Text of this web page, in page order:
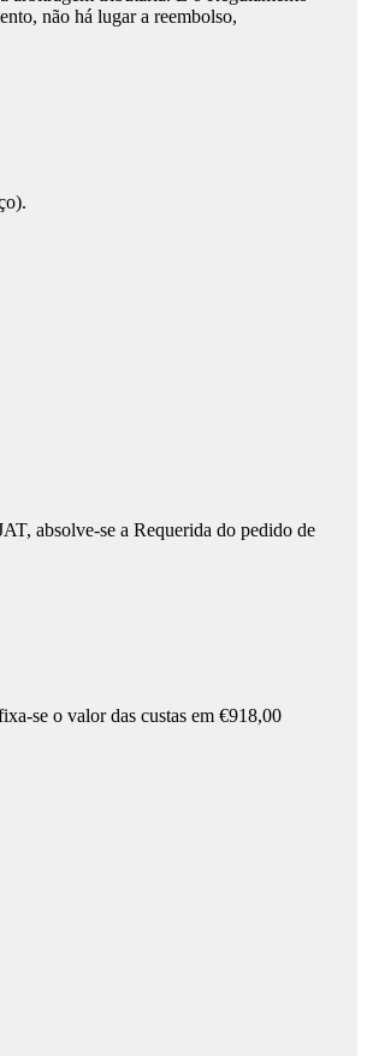
não há lugar a reembolso,
absolve-se a Requerida do pedido de
se o valor das custas em €918,00